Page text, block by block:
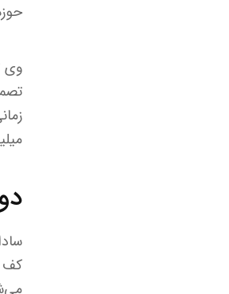
وی
میلیون و ۴۵۰ هزار واحد بعید به نظر
کف